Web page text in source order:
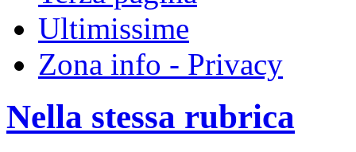
Ultimissime
Zona info - Privacy
Nella stessa rubrica